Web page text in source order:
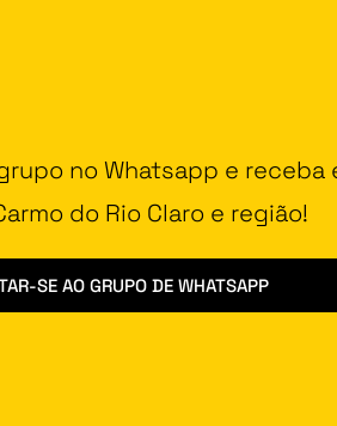
no Whatsapp e receba
do Rio Claro e região!
SE AO GRUPO DE WHATSAPP